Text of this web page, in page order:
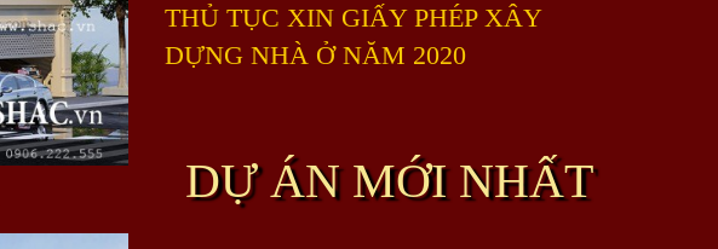
THỦ TỤC XIN GIẤY PHÉP XÂY
DỰNG NHÀ Ở NĂM 2020
DỰ ÁN MỚI NHẤT